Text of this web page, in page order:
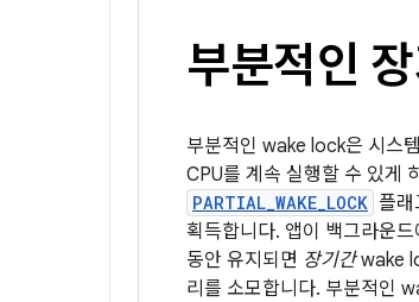
부분적인
부분적인 wake lock은 시스
CPU를 계속 실행할 수 있게
PARTIAL_WAKE_LOCK 플
획득합니다. 앱이 백그라운
동안 유지되면 장기간wake
리를 소모합니다. 부분적인